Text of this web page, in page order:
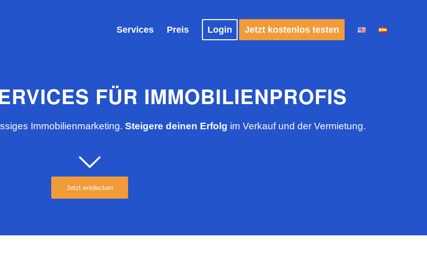
Services Preis Login Jetzt kostenlos testen
FÜR IMMOBILIENPROFIS
Immobilienmarketing. Steigere deinen Erfolg im Verkauf und der Vermietung.
Jetzt entdecken